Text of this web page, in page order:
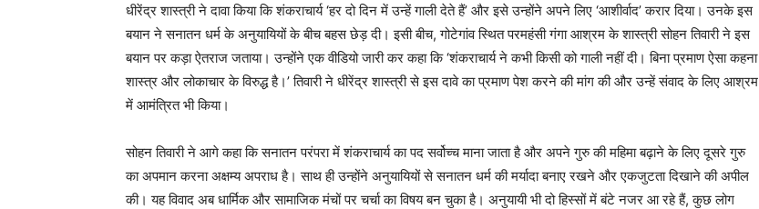
धीरेंद्र शास्त्री ने दावा किया कि शंकराचार्य ‘हर दो दिन में उन्हें गाली देते हैं’ और इसे उन्होंने अपने लिए ‘आशीर्वाद’ करार दिया। उनके इस
बयान ने सनातन धर्म के अनुयायियों के बीच बहस छेड़ दी। इसी बीच, गोटेगांव स्थित परमहंसी गंगा आश्रम के शास्त्री सोहन तिवारी ने इस
बयान पर कड़ा ऐतराज जताया। उन्होंने एक वीडियो जारी कर कहा कि ‘शंकराचार्य ने कभी किसी को गाली नहीं दी। बिना प्रमाण ऐसा कहना
शास्त्र और लोकाचार के विरुद्ध है।’ तिवारी ने धीरेंद्र शास्त्री से इस दावे का प्रमाण पेश करने की मांग की और उन्हें संवाद के लिए आश्रम
में आमंत्रित भी किया।
सोहन तिवारी ने आगे कहा कि सनातन परंपरा में शंकराचार्य का पद सर्वोच्च माना जाता है और अपने गुरु की महिमा बढ़ाने के लिए दूसरे गुरु
का अपमान करना अक्षम्य अपराध है। साथ ही उन्होंने अनुयायियों से सनातन धर्म की मर्यादा बनाए रखने और एकजुटता दिखाने की अपील
की। यह विवाद अब धार्मिक और सामाजिक मंचों पर चर्चा का विषय बन चुका है। अनुयायी भी दो हिस्सों में बंटे नजर आ रहे हैं, कुछ लोग